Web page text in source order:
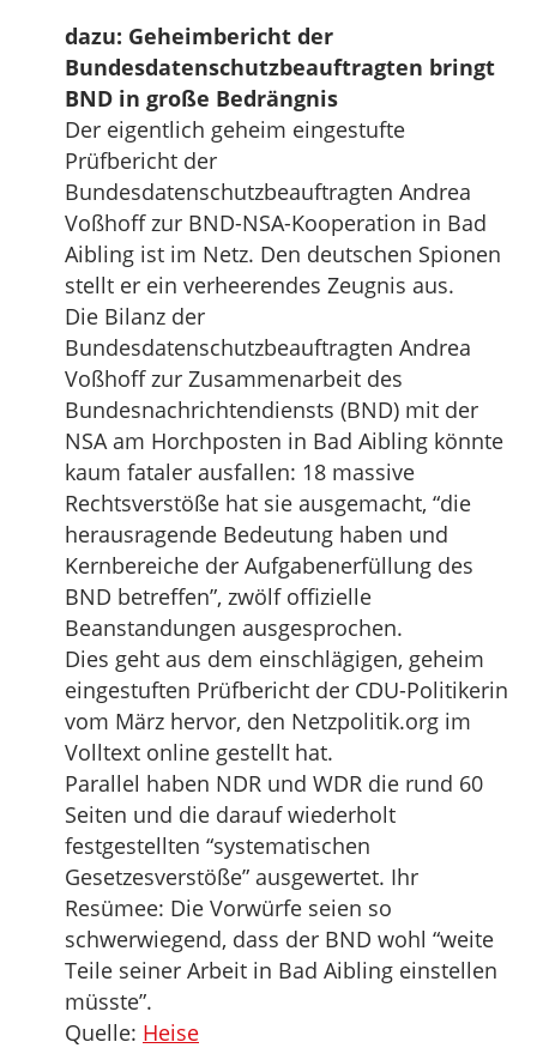
dazu: Geheimbericht der
Bundesdatenschutzbeauftragten bringt
BND in große Bedrängnis
Der eigentlich geheim eingestufte
Prüfbericht der
Bundesdatenschutzbeauftragten Andrea
Voßhoff zur BND-NSA-Kooperation in Bad
Aibling ist im Netz. Den deutschen Spionen
stellt er ein verheerendes Zeugnis aus.
Die Bilanz der
Bundesdatenschutzbeauftragten Andrea
Voßhoff zur Zusammenarbeit des
Bundesnachrichtendiensts (BND) mit der
NSA am Horchposten in Bad Aibling könnte
kaum fataler ausfallen: 18 massive
Rechtsverstöße hat sie ausgemacht, “die
herausragende Bedeutung haben und
Kernbereiche der Aufgabenerfüllung des
BND betreffen”, zwölf offizielle
Beanstandungen ausgesprochen.
Dies geht aus dem einschlägigen, geheim
eingestuften Prüfbericht der CDU-Politikerin
vom März hervor, den Netzpolitik.org im
Volltext online gestellt hat.
Parallel haben NDR und WDR die rund 60
Seiten und die darauf wiederholt
festgestellten “systematischen
Gesetzesverstöße” ausgewertet. Ihr
Resümee: Die Vorwürfe seien so
schwerwiegend, dass der BND wohl “weite
Teile seiner Arbeit in Bad Aibling einstellen
müsste”.
Quelle: Heise